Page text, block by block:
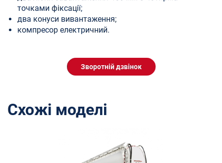
точками фіксації;
два конуси вивантаження;
компресор електричний.
Зворотній дзвінок
Схожі моделі